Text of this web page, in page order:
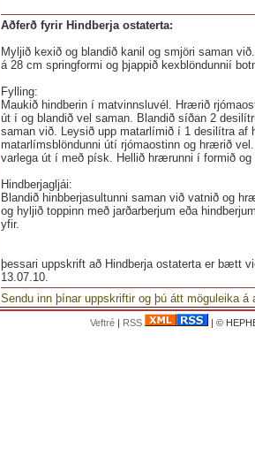
Aðferð fyrir Hindberja ostaterta:
Myljið kexið og blandið kanil og smjöri saman
á 28 cm springformi og þjappið kexblöndunnií
Fylling:
Maukið hindberin í matvinnsluvél. Hrærið
út í og blandið vel saman. Blandið síðan 2
saman við. Leysið upp matarlímið í 1 desilítra af
matarlímsblöndunni útí rjómaostinn og hrærið
varlega út í með písk. Hellið hrærunni í formið
Hindberjagljái:
Blandið hinbberjasultunni saman við vatnið og
og hyljið toppinn með jarðarberjum eða
yfir.
þessari uppskrift að Hindberja ostaterta er bætt
13.07.10.
Sendu inn þínar uppskriftir og þú átt möguleika
Veftré| RSS | ©